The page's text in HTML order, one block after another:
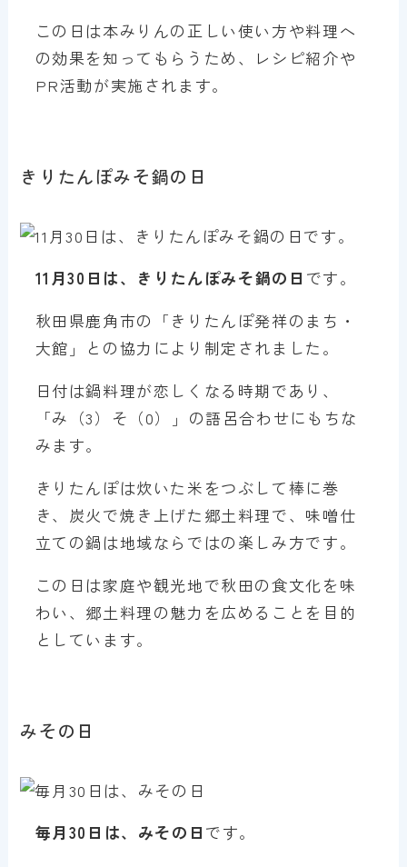
この日は本みりんの正しい使い方や料理へ
の効果を知ってもらうため、レシピ紹介や
PR活動が実施されます。
きりたんぽみそ鍋の日
11月30日は、きりたんぽみそ鍋の日 です。
秋田県鹿角市の「きりたんぽ発祥のまち・
大館」との協力により制定されました。
日付は鍋料理が恋しくなる時期であり、
「み（3）そ（0）」の語呂合わせにもちな
みます。
きりたんぽは炊いた米をつぶして棒に巻
き、炭火で焼き上げた郷土料理で、味噌仕
立ての鍋は地域ならではの楽しみ方です。
この日は家庭や観光地で秋田の食文化を味
わい、郷土料理の魅力を広めることを目的
としています。
みその日
毎月30日は、みその日 です。